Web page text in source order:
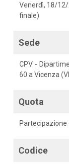
Venerdì, 18/
finale)
Sede
CPV -
60 a Vicenza
Quota
Partecipazione
Codice